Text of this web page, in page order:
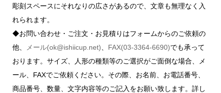
彫刻スペースにそれなりの広さがあるので、文章も無理なく入
れられます。
◆お問い合わせ・ご注文・お見積りはフォームからのご依頼の
他、
メール(ok@ishiicup.net) FAX(03-3364-6690)でも承って
おります。サイズ、人形の種類等のご選択がご面倒な場合、メ
ール、FAXでご依頼ください。その際、お名前、お電話番号、
商品番号、数量、文字内容等のご記入をお願い致します。詳し